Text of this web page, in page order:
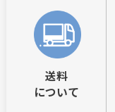
送料
について